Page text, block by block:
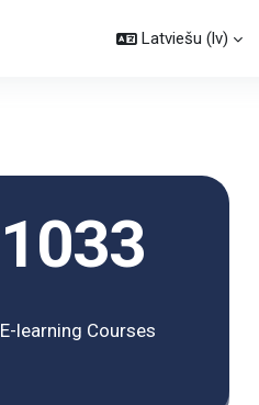
Latviešu ‎(lv)‎
1033
E-learning Courses